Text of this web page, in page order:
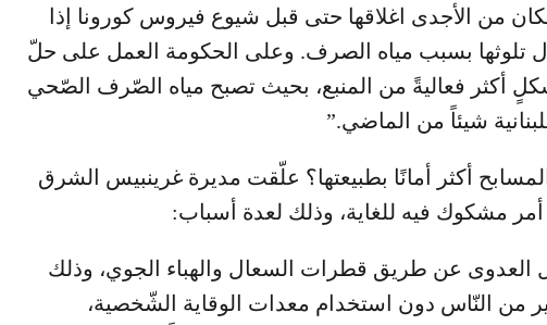
من الأجدى اغلاقها حتى قبل شيوع فيروس كورونا إذا
تلوثها بسبب مياه الصرف. وعلى الحكومة العمل على حلّ
أكثر فعاليةً من المنبع، بحيث تصبح مياه الصّرف الصّحي
شيئاً من الماضي.”
أكثر أمانًا بطبيعتها؟ علّقت مديرة غرينبيس الشرق
مشكوك فيه للغاية، وذلك لعدة أسباب:
العدوى عن طريق قطرات السعال والهباء الجوي، وذلك
من النّاس دون استخدام معدات الوقاية الشّخصية،